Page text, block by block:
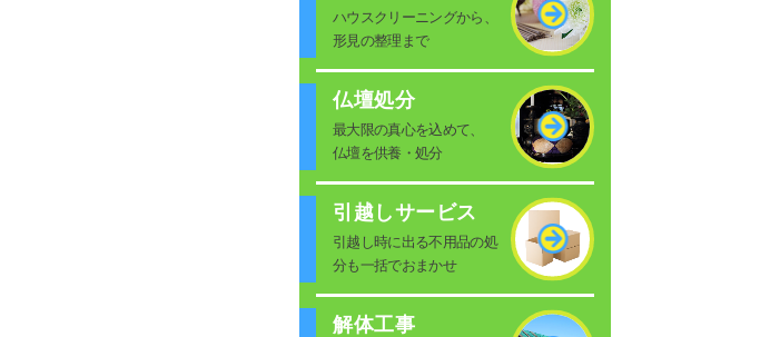
ハウスクリーニングから、
形見の整理まで
仏壇処分
最大限の真心を込めて、
仏壇を供養・処分
引越しサービス
引越し時に出る不用品の処
分も一括でおまかせ
解体工事